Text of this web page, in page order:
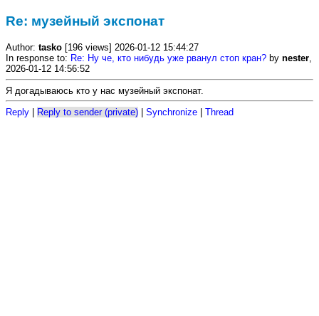
Re: музейный экспонат
Author: tasko [196 views] 2026-01-12 15:44:27
In response to: Re: Ну че, кто нибудь уже рванул стоп кран? by nester,
2026-01-12 14:56:52
Я догадываюсь кто у нас музейный экспонат.
Reply Reply to sender (private) Synchronize Thread